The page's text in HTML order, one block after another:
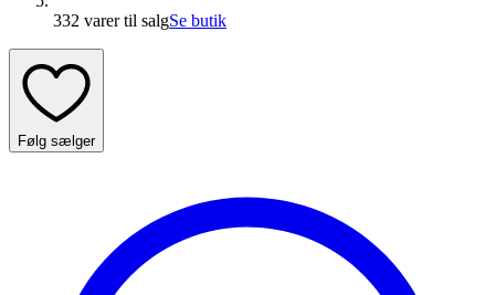
332 varertil salgSe butik
Følg sælger